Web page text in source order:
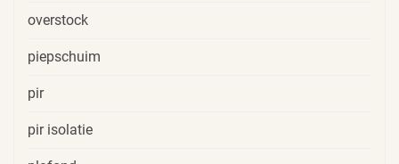
overstock
piepschuim
pir
pir isolatie